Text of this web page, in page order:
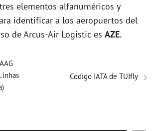
elementos alfanuméricos y
identificar a los aeropuertos del
de Arcus-Air Logistic es AZE.
Código IATA de TUIfly